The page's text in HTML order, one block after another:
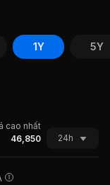
1Y 5Y
cao nhất
46,850 24h